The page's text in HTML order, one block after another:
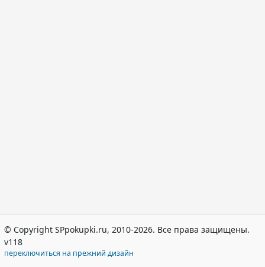
© Copyright SPpokupki.ru, 2010-2026. Все права защищены.
v118
переключиться на прежний дизайн